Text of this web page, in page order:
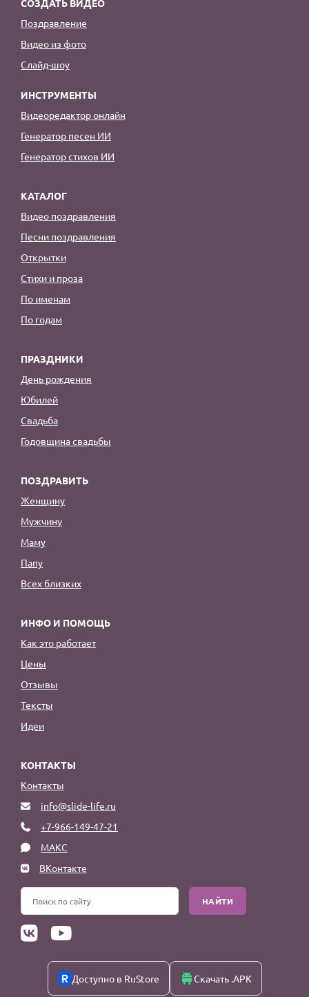
СОЗДАТЬ ВИДЕО
Поздравление
Видео из фото
Слайд-шоу
ИНСТРУМЕНТЫ
Видеоредактор онлайн
Генератор песен ИИ
Генератор стихов ИИ
КАТАЛОГ
Видео поздравления
Песни поздравления
Открытки
Стихи и проза
По именам
По годам
ПРАЗДНИКИ
День рождения
Юбилей
Свадьба
Годовщина свадьбы
ПОЗДРАВИТЬ
Женщину
Мужчину
Маму
Папу
Всех близких
ИНФО И ПОМОЩЬ
Как это работает
Цены
Отзывы
Тексты
Идеи
КОНТАКТЫ
Контакты
info@slide-life.ru
+7-966-149-47-21
МАКС
ВКонтакте
НАЙТИ
Доступно в RuStore Скачать .APK